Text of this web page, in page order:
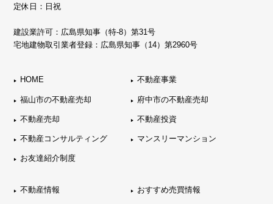
定休日：日祝
建設業許可：広島県知事（特-8）第31号
宅地建物取引業者登録：広島県知事（14）第2960号
HOME 不動産事業
福山市の不動産売却 府中市の不動産売却
不動産売却 不動産投資
不動産コンサルティング マンスリーマンション
お友達紹介制度
不動産情報 おすすめ売買情報